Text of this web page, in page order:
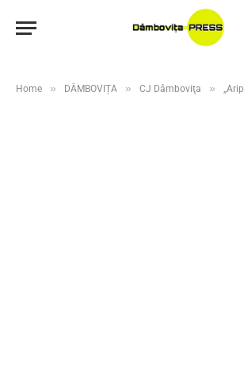
Home » DÂMBOVIȚA » CJ Dâmboviţa » „Aripi. Vocația